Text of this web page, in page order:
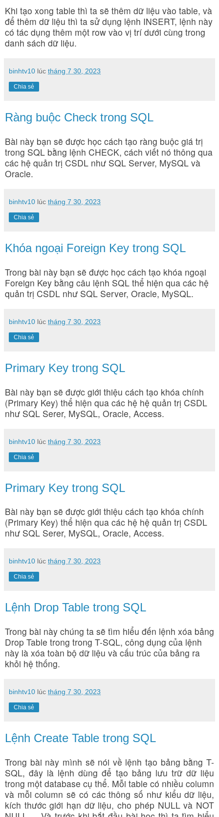
Khi tạo xong table thì ta sẽ thêm dữ liệu vào table, và
để thêm dữ liệu thì ta sử dụng lệnh INSERT, lệnh này
có tác dụng thêm một row vào vị trí dưới cùng trong
danh sách dữ liệu.
binhtv10 lúc tháng 7 30, 2023
Chia sẻ
Ràng buộc Check trong SQL
Bài này bạn sẽ được học cách tạo ràng buộc giá trị
trong SQL bằng lệnh CHECK, cách viết nó thông qua
các hệ quản trị CSDL như SQL Server, MySQL và
Oracle.
binhtv10 lúc tháng 7 30, 2023
Chia sẻ
Khóa ngoại Foreign Key trong SQL
Trong bài này bạn sẽ được học cách tạo khóa ngoại
Foreign Key bằng câu lệnh SQL thể hiện qua các hệ
quản trị CSDL như SQL Server, Oracle, MySQL.
binhtv10 lúc tháng 7 30, 2023
Chia sẻ
Primary Key trong SQL
Bài này bạn sẽ được giới thiệu cách tạo khóa chính
(Primary Key) thể hiện qua các hệ hệ quản trị CSDL
như SQL Serer, MySQL, Oracle, Access.
binhtv10 lúc tháng 7 30, 2023
Chia sẻ
Primary Key trong SQL
Bài này bạn sẽ được giới thiệu cách tạo khóa chính
(Primary Key) thể hiện qua các hệ hệ quản trị CSDL
như SQL Serer, MySQL, Oracle, Access.
binhtv10 lúc tháng 7 30, 2023
Chia sẻ
Lệnh Drop Table trong SQL
Trong bài này chúng ta sẽ tìm hiểu đến lệnh xóa bảng
Drop Table trong trong T-SQL, công dụng của lệnh
này là xóa toàn bộ dữ liệu và cấu trúc của bảng ra
khỏi hệ thống.
binhtv10 lúc tháng 7 30, 2023
Chia sẻ
Lệnh Create Table trong SQL
Trong bài này mình sẽ nói về lệnh tạo bảng bằng T-
SQL, đây là lệnh dùng để tạo bảng lưu trữ dữ liệu
trong một database cụ thể. Mỗi table có nhiều column
và mỗi column sẽ có các thông số như kiểu dữ liệu,
kích thước giới hạn dữ liệu, cho phép NULL và NOT